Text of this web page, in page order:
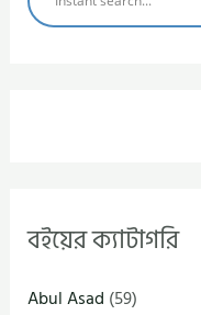
বইয়ের ক্যাটাগরি
Abul Asad (59)